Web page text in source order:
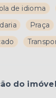
de idioma
Praça
do imóvel